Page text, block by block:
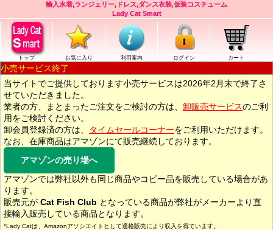
輸入水着,ランジェリー,ドレス,ダンス衣装,仮装コスチューム
Lady Cat Smart
トップ お気に入り 利用案内 ログイン カート
小売サービス終了
当サイトでご提供しております小売サービスは2026年2月末で終了さ
せていただきました。
業者の方、まとまったご注文をご検討の方は、 卸販売サービスのご利
用をご検討ください。
卸会員登録済の方は、
タイムセールコーナーをご利用いただけます。
なお、在庫商品はアマゾンにて販売継続しております。
アマゾンの売り場へ
アマゾンでは弊社以外も同じ商品やコピー品を販売している場合があ
ります。
販売元が Cat Fish Club となっている商品が弊社がメーカーより直
接輸入販売している商品となります。
*Lady Catは、Amazonアソシエイトとして適格販売により収入を得ています。